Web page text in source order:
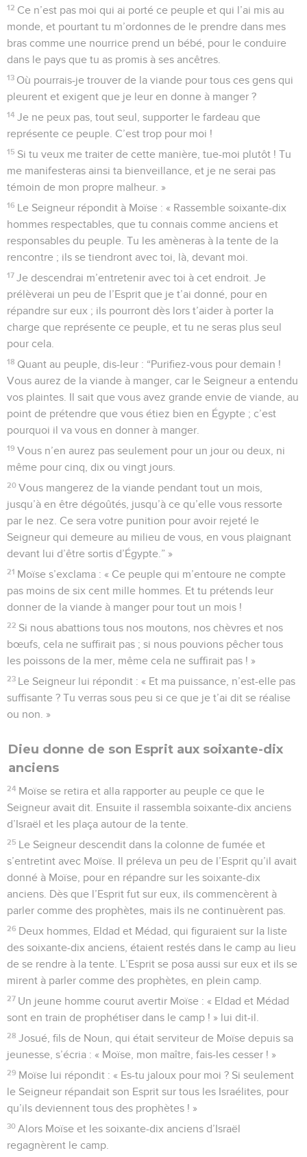
12 Ce n’est pas moi qui ai porté ce peuple et qui l’ai mis au
monde, et pourtant tu m’ordonnes de le prendre dans mes
bras comme une nourrice prend un bébé, pour le conduire
dans le pays que tu as promis à ses ancêtres.
13 Où pourrais-je trouver de la viande pour tous ces gens qui
pleurent et exigent que je leur en donne à manger ?
14 Je ne peux pas, tout seul, supporter le fardeau que
représente ce peuple. C’est trop pour moi !
15 Si tu veux me traiter de cette manière, tue-moi plutôt ! Tu
me manifesteras ainsi ta bienveillance, et je ne serai pas
témoin de mon propre malheur. »
16 Le Seigneur répondit à Moïse : « Rassemble soixante-dix
hommes respectables, que tu connais comme anciens et
responsables du peuple. Tu les amèneras à la tente de la
rencontre ; ils se tiendront avec toi, là, devant moi.
17 Je descendrai m’entretenir avec toi à cet endroit. Je
prélèverai un peu de l’Esprit que je t’ai donné, pour en
répandre sur eux ; ils pourront dès lors t’aider à porter la
charge que représente ce peuple, et tu ne seras plus seul
pour cela.
18 Quant au peuple, dis-leur : “Purifiez-vous pour demain !
Vous aurez de la viande à manger, car le Seigneur a entendu
vos plaintes. Il sait que vous avez grande envie de viande, au
point de prétendre que vous étiez bien en Égypte ; c’est
pourquoi il va vous en donner à manger.
19 Vous n’en aurez pas seulement pour un jour ou deux, ni
même pour cinq, dix ou vingt jours.
20 Vous mangerez de la viande pendant tout un mois,
jusqu’à en être dégoûtés, jusqu’à ce qu’elle vous ressorte
par le nez. Ce sera votre punition pour avoir rejeté le
Seigneur qui demeure au milieu de vous, en vous plaignant
devant lui d’être sortis d’Égypte.” »
21 Moïse s’exclama : « Ce peuple qui m’entoure ne compte
pas moins de six cent mille hommes. Et tu prétends leur
donner de la viande à manger pour tout un mois !
22 Si nous abattions tous nos moutons, nos chèvres et nos
bœufs, cela ne suffirait pas ; si nous pouvions pêcher tous
les poissons de la mer, même cela ne suffirait pas ! »
23 Le Seigneur lui répondit : « Et ma puissance, n’est-elle pas
suffisante ? Tu verras sous peu si ce que je t’ai dit se réalise
ou non. »
Dieu donne de son Esprit aux soixante-dix
anciens
24 Moïse se retira et alla rapporter au peuple ce que le
Seigneur avait dit. Ensuite il rassembla soixante-dix anciens
d’Israël et les plaça autour de la tente.
25 Le Seigneur descendit dans la colonne de fumée et
s’entretint avec Moïse. Il préleva un peu de l’Esprit qu’il avait
donné à Moïse, pour en répandre sur les soixante-dix
anciens. Dès que l’Esprit fut sur eux, ils commencèrent à
parler comme des prophètes, mais ils ne continuèrent pas.
26 Deux hommes, Eldad et Médad, qui figuraient sur la liste
des soixante-dix anciens, étaient restés dans le camp au lieu
de se rendre à la tente. L’Esprit se posa aussi sur eux et ils se
mirent à parler comme des prophètes, en plein camp.
27 Un jeune homme courut avertir Moïse : « Eldad et Médad
sont en train de prophétiser dans le camp ! » lui dit-il.
28 Josué, fils de Noun, qui était serviteur de Moïse depuis sa
jeunesse, s’écria : « Moïse, mon maître, fais-les cesser ! »
29 Moïse lui répondit : « Es-tu jaloux pour moi ? Si seulement
le Seigneur répandait son Esprit sur tous les Israélites, pour
qu’ils deviennent tous des prophètes ! »
30 Alors Moïse et les soixante-dix anciens d’Israël
regagnèrent le camp.